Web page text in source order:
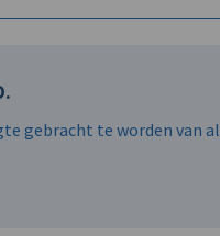
gebracht te worden van